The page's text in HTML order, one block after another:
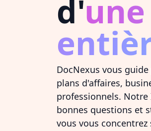
d'
DocNexus vous
plans d'affaires,
professionnels.
bonnes questions et
vous vous